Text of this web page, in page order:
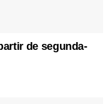
de segunda-